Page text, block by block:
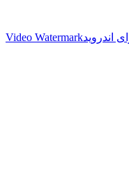
اندرویدVideo Watermark